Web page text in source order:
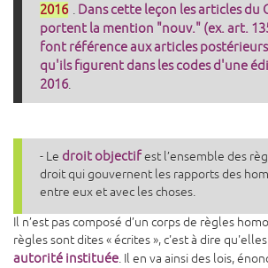
2016 . Dans cette leçon les articles du
portent la mention "nouv." (ex. art.
font référence aux articles
qu'ils figurent dans les codes d'une
2016.
- Le droit objectifest l’ensemble des
droit qui gouvernent les rapports des
entre eux et avec les choses.
Il n’est pas composé d’un corps de règles
règles sont dites « écrites », c'est à dire
autorité instituée. Il en va ainsi des lois,